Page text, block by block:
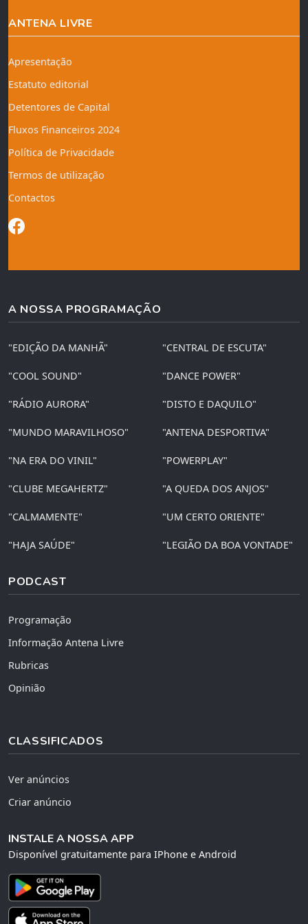
ANTENA LIVRE
Apresentação
Estatuto editorial
Detentores de Capital
Fluxos Financeiros 2024
Política de Privacidade
Termos de utilização
Contactos
A NOSSA PROGRAMAÇÃO
"EDIÇÃO DA MANHÃ" "CENTRAL DE ESCUTA"
"COOL SOUND" "DANCE POWER"
"RÁDIO AURORA" "DISTO E DAQUILO"
"MUNDO MARAVILHOSO" "ANTENA DESPORTIVA"
"NA ERA DO VINIL" "POWERPLAY"
"CLUBE MEGAHERTZ" "A QUEDA DOS ANJOS"
"CALMAMENTE" "UM CERTO ORIENTE"
"HAJA SAÚDE" "LEGIÃO DA BOA VONTADE"
PODCAST
Programação
Informação Antena Livre
Rubricas
Opinião
CLASSIFICADOS
Ver anúncios
Criar anúncio
INSTALE A NOSSA APP
Disponível gratuitamente para IPhone e Android